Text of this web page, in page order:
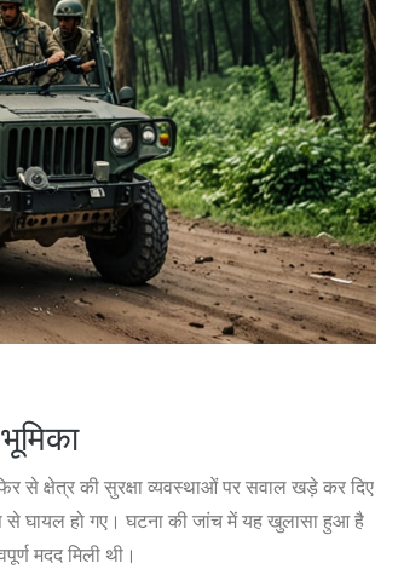
क्षेत्र की सुरक्षा व्यवस्थाओं पर सवाल खड़े कर दिए
से घायल हो गए। घटना की जांच में यह खुलासा हुआ है
मदद मिली थी।